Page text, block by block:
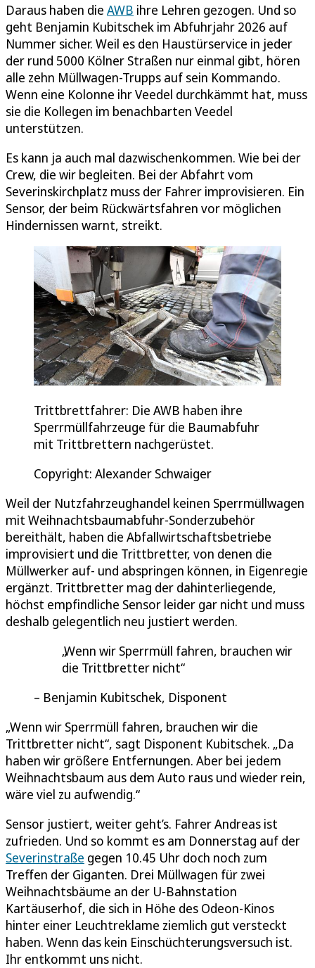
Daraus haben die AWB ihre Lehren gezogen. Und so
geht Benjamin Kubitschek im Abfuhrjahr 2026 auf
Nummer sicher. Weil es den Haustürservice in jeder
der rund 5000 Kölner Straßen nur einmal gibt, hören
alle zehn Müllwagen-Trupps auf sein Kommando.
Wenn eine Kolonne ihr Veedel durchkämmt hat, muss
sie die Kollegen im benachbarten Veedel
unterstützen.
Es kann ja auch mal dazwischenkommen. Wie bei der
Crew, die wir begleiten. Bei der Abfahrt vom
Severinskirchplatz muss der Fahrer improvisieren. Ein
Sensor, der beim Rückwärtsfahren vor möglichen
Hindernissen warnt, streikt.
Trittbrettfahrer: Die AWB haben ihre
Sperrmüllfahrzeuge für die Baumabfuhr
mit Trittbrettern nachgerüstet.
Copyright: Alexander Schwaiger
Weil der Nutzfahrzeughandel keinen Sperrmüllwagen
mit Weihnachtsbaumabfuhr-Sonderzubehör
bereithält, haben die Abfallwirtschaftsbetriebe
improvisiert und die Trittbretter, von denen die
Müllwerker auf- und abspringen können, in Eigenregie
ergänzt. Trittbretter mag der dahinterliegende,
höchst empfindliche Sensor leider gar nicht und muss
deshalb gelegentlich neu justiert werden.
Wenn wir Sperrmüll fahren, brauchen wir
die Trittbretter nicht
Benjamin Kubitschek, Disponent
„Wenn wir Sperrmüll fahren, brauchen wir die
Trittbretter nicht“, sagt Disponent Kubitschek. „Da
haben wir größere Entfernungen. Aber bei jedem
Weihnachtsbaum aus dem Auto raus und wieder rein,
wäre viel zu aufwendig.“
Sensor justiert, weiter geht’s. Fahrer Andreas ist
zufrieden. Und so kommt es am Donnerstag auf der
Severinstraße gegen 10.45 Uhr doch noch zum
Treffen der Giganten. Drei Müllwagen für zwei
Weihnachtsbäume an der U-Bahnstation
Kartäuserhof, die sich in Höhe des Odeon-Kinos
hinter einer Leuchtreklame ziemlich gut versteckt
haben. Wenn das kein Einschüchterungsversuch ist.
Ihr entkommt uns nicht.